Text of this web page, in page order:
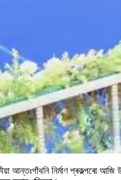
নিৰ্মাণ প্ৰকল্পৰো আজি